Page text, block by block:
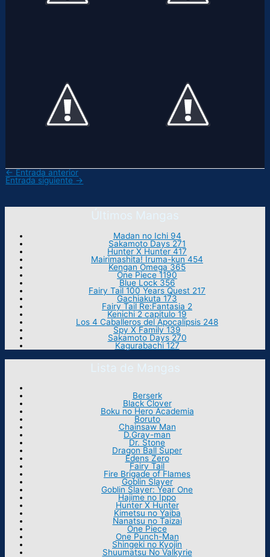
← Entrada anterior
Entrada siguiente →
Últimos Mangas
Madan no Ichi 94
Sakamoto Days 271
Hunter X Hunter 417
Mairimashita! Iruma-kun 454
Kengan Omega 365
One Piece 1190
Blue Lock 356
Fairy Tail 100 Years Quest 217
Gachiakuta 173
Fairy Tail Re:Fantasia 2
Kenichi 2 capitulo 19
Los 4 Caballeros del Apocalipsis 248
Spy X Family 139
Sakamoto Days 270
Kagurabachi 127
Lista de Mangas
Berserk
Black Clover
Boku no Hero Academia
Boruto
Chainsaw Man
D.Gray-man
Dr. Stone
Dragon Ball Super
Edens Zero
Fairy Tail
Fire Brigade of Flames
Goblin Slayer
Goblin Slayer: Year One
Hajime no Ippo
Hunter X Hunter
Kimetsu no Yaiba
Nanatsu no Taizai
One Piece
One Punch-Man
Shingeki no Kyojin
Shuumatsu No Valkyrie